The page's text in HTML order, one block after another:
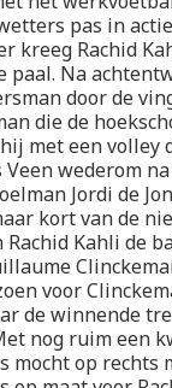
pas in
kreeg Rachid
paal. Na
door de
die de
met een volley
wederom
Jordi de
kort van de
Kahli de
voor
de winnende
nog ruim een
mocht op rechts